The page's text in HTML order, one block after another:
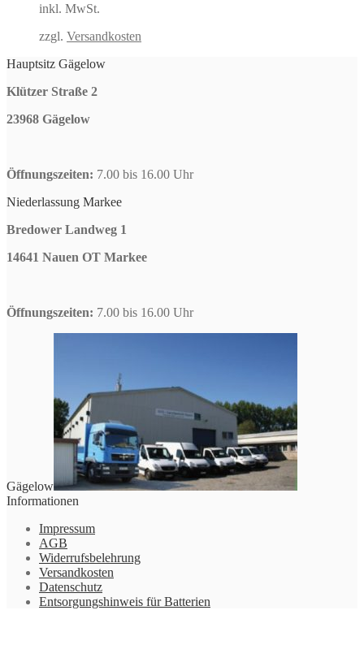
war:
inkl. MwSt.
zzgl. Versandkosten
Hauptsitz Gägelow
Klützer Straße 2
23968 Gägelow
Öffnungszeiten: 7.00 bis 16.00 Uhr
Niederlassung Markee
Bredower Landweg 1
14641 Nauen OT Markee
Öffnungszeiten: 7.00 bis 16.00 Uhr
Gägelow
Informationen
Impressum
AGB
Widerrufsbelehrung
Versandkosten
Datenschutz
Entsorgungshinweis für Batterien